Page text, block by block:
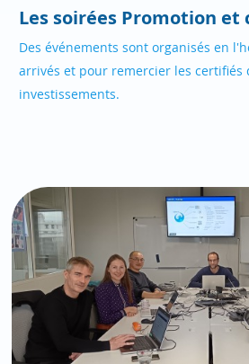
Les soirées Promotion et
Des événements sont organisés en
arrivés et pour remercier les certifiés
investissements.